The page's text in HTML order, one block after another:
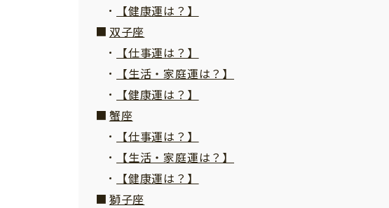
【健康運は？】
双子座
【仕事運は？】
【生活・家庭運は？】
【健康運は？】
蟹座
【仕事運は？】
【生活・家庭運は？】
【健康運は？】
獅子座